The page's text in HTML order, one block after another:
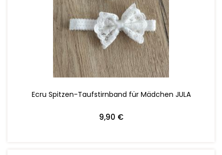
Ecru Spitzen-Taufstirnband für Mädchen JULA
9,90 €
ZUM WARENKORB HINZUFÜGEN